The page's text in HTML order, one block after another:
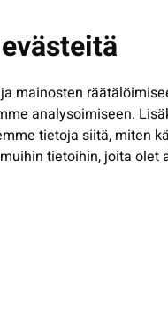
mainosten
analysoimiseen.
tietoja siitä, miten
tietoihin, joita olet